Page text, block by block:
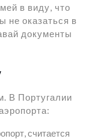
в виду, что
не оказаться в
документы
В Португалии
считается